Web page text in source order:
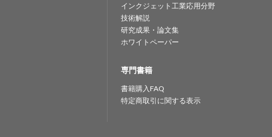
インクジェット工業応用分野
技術解説
研究成果・論文集
ホワイトペーパー
専門書籍
書籍購入FAQ
特定商取引に関する表示